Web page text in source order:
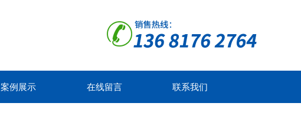
案例展示 在线留言 联系我们